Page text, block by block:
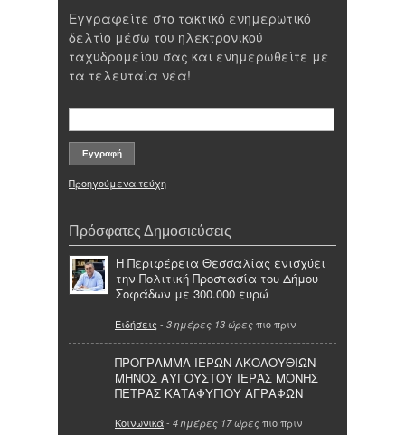
Εγγραφείτε στο τακτικό ενημερωτικό
δελτίο μέσω του ηλεκτρονικού
ταχυδρομείου σας και ενημερωθείτε με
τα τελευταία νέα!
Προηγούμενα τεύχη
Πρόσφατες Δημοσιεύσεις
Η Περιφέρεια Θεσσαλίας ενισχύει
την Πολιτική Προστασία του Δήμου
Σοφάδων με 300.000 ευρώ
Ειδήσεις - 3 ημέρες 13 ώρες πιο πριν
ΠΡΟΓΡΑΜΜΑ ΙΕΡΩΝ ΑΚΟΛΟΥΘΙΩΝ
ΜΗΝΟΣ ΑΥΓΟΥΣΤΟΥ ΙΕΡΑΣ ΜΟΝΗΣ
ΠΕΤΡΑΣ ΚΑΤΑΦΥΓΙΟΥ ΑΓΡΑΦΩΝ
Κοινωνικά- 4 ημέρες 17 ώρες πιο πριν